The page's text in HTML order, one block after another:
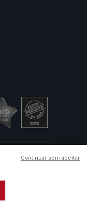
Continuar sem aceitar